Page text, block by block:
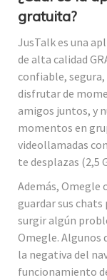
gratuita?
JusTalk es una
de alta calidad
confiable, segura,
disfrutar de
amigos juntos, y
momentos en
videollamadas
te desplazas (2,5
Además, Omegle
guardar sus chats
surgir algún
Omegle. Algunos
la negativa del
funcionamiento